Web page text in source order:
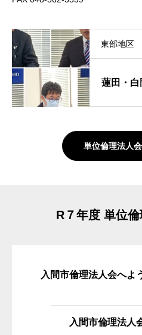
蓮田・白
東部地区
単位倫理法人
R７年度 単位
入間市倫理法人会へよ
入間市倫理法人